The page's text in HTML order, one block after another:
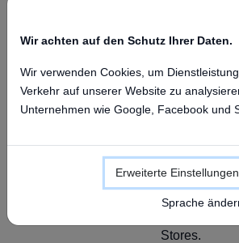
Ihrem Gerät
GPS
FloomliGPS-Plattform und der
verbinden. Unten finden Sie den
Stores.
Wir achten auf den Schutz Ihrer Daten.
Wir verwenden Cookies, um
Verkehr auf unserer Website zu
Unternehmen wie Google, Facebook und
Erweiterte Einstellungen
Sprache